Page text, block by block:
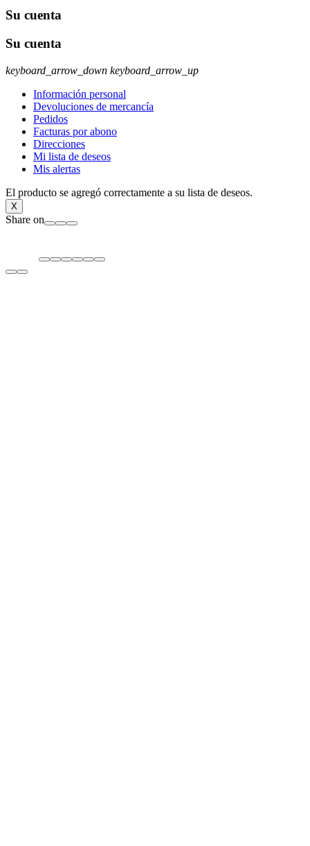
Su cuenta
Su cuenta
keyboard_arrow_down keyboard_arrow_up
Información personal
Devoluciones de mercancía
Pedidos
Facturas por abono
Direcciones
Mi lista de deseos
Mis alertas
El producto se agregó correctamente a su lista de deseos.
X
Share on